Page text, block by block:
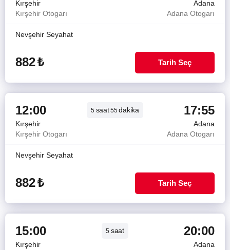
Kırşehir
Adana
Kırşehir Otogarı
Adana Otogarı
Nevşehir Seyahat
882₺ Tarih Seç
12:00 5 saat55dakika 17:55
Kırşehir
Adana
Kırşehir Otogarı
Adana Otogarı
Nevşehir Seyahat
882₺ Tarih Seç
15:00 5 saat 20:00
Kırşehir
Adana